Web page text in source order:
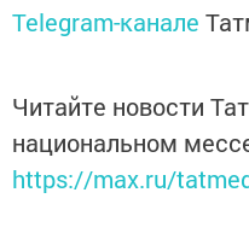
Telegram-канале
Читайте новости
национальном
https://max.ru/